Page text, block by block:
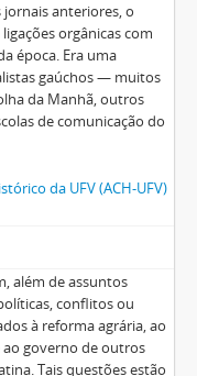
anteriores, o
orgânicas com
época. Era uma
gaúchos — muitos
da Manhã, outros
de comunicação do
da UFV (ACH-UFV)
além de assuntos
conflitos ou
à reforma agrária, ao
governo de outros
Tais questões estão